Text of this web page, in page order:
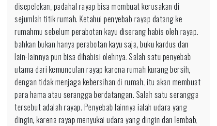
disepelekan, padahal rayap bisa membuat kerusakan di
sejumlah titik rumah. Ketahui penyebab rayap datang ke
rumahmu sebelum perabotan kayu diserang habis oleh rayap.
bahkan bukan hanya perabotan kayu saja, buku kardus dan
lain-lainnya pun bisa dihabisi olehnya. Salah satu penyebab
utama dari kemunculan rayap karena rumah kurang bersih,
dengan tidak menjaga kebersihan di rumah, itu akan membuat
para hama atau serangga berdatangan. Salah satu serangga
tersebut adalah rayap. Penyebab lainnya ialah udara yang
dingin, karena rayap menyukai udara yang dingin dan lembab,